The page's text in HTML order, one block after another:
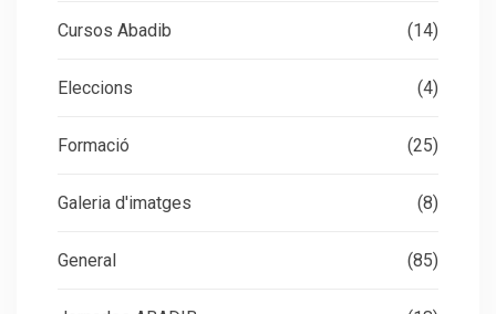
Cursos Abadib (14)
Eleccions (4)
Formació (25)
Galeria d'imatges (8)
General (85)